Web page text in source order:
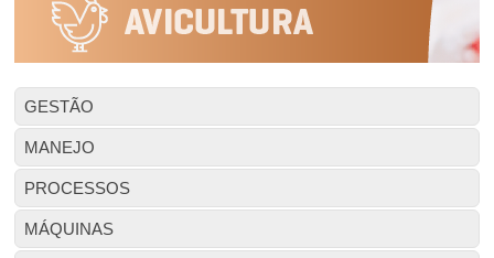
GESTÃO
MANEJO
PROCESSOS
MÁQUINAS